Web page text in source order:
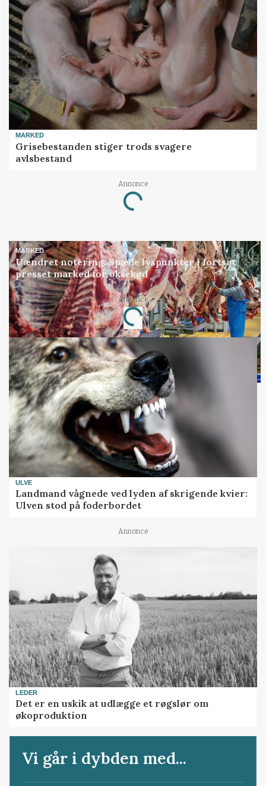
MARKED
Grisebestanden stiger trods svagere
avlsbestand
Annonce
Loading...
MARKED
Uændret notering: Spæde lyspunkter i fortsat
presset marked for oksekød
Annonce
Loading...
ULVE
Landmand vågnede ved lyden af skrigende kvier:
Ulven stod på foderbordet
Annonce
LEDER
Det er en uskik at udlægge et røgslør om
økoproduktion
Vi går i dybden med...